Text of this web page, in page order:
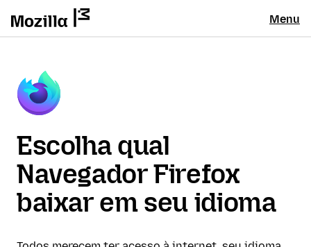
Menu
Escolha qual
Navegador Firefox
baixar em seu idioma